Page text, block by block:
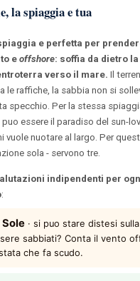
la spiaggia e tua
e perfetta per
eoffshore: soffia da dietro
verso il mare. Il
le raffiche, la sabbia non si
specchio. Per la stessa
essere il paradiso del sun-
vuole nuotare al largo. Per
sola - servono tre.
indipendenti per
:
Sole· si puo stare distesi
sabbiati? Conta il vento
che fa scudo.